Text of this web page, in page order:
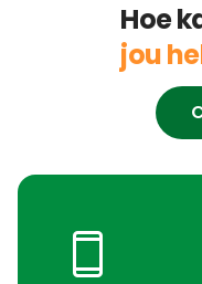
Hoe
jou